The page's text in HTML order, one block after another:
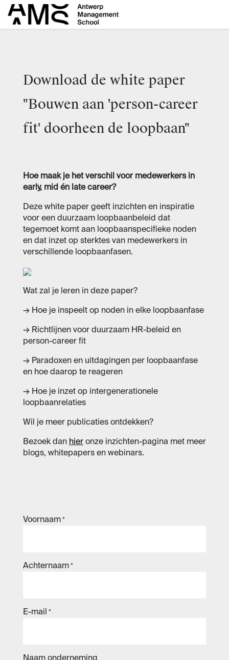
Skip to Content
Download de white paper
"Bouwen aan 'person-career
fit' doorheen de loopbaan"
Hoe maak je het verschil voor medewerkers in
early, mid én late career?
Deze white paper geeft inzichten en inspiratie
voor een duurzaam loopbaanbeleid dat
tegemoet komt aan loopbaanspecifieke noden
en dat inzet op sterktes van medewerkers in
verschillende loopbaanfasen.
Wat zal je leren in deze paper?
→ Hoe je inspeelt op noden in elke loopbaanfase
→ Richtlijnen voor duurzaam HR-beleid en
person-career fit
→ Paradoxen en uitdagingen per loopbaanfase
en hoe daarop te reageren
→ Hoe je inzet op intergenerationele
loopbaanrelaties
Wil je meer publicaties ontdekken?
Bezoek dan hier onze inzichten-pagina met meer
blogs, whitepapers en webinars.
Voornaam *
Achternaam *
E-mail *